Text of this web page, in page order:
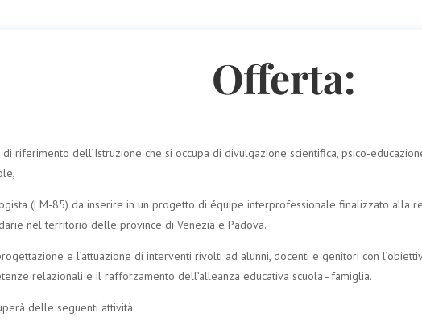
Offerta:
di riferimento dell’Istruzione che si occupa di divulgazione scientifica, psico-
(LM-85) da inserire in un progetto di équipe interprofessionale finalizzato alla
nel territorio delle province di Venezia e Padova.
e l’attuazione di interventi rivolti ad alunni, docenti e genitori con
relazionali e il rafforzamento dell’alleanza educativa scuola–famiglia.
delle seguenti attività: